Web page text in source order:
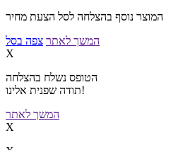
המוצר נוסף בהצלחה לסל הצעת מחיר
המשך לאתר צפה בסל
X
הטופס נשלח בהצלחה
תודה שפנית אלינו!
המשך לאתר
X